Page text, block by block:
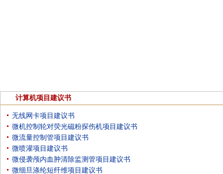
计算机项目建议书
无线网卡项目建议书
微机控制轮对荧光磁粉探伤机项目建议书
微流量控制管项目建议书
微喷灌项目建议书
微侵袭颅内血肿清除监测管项目建议书
微细旦涤纶短纤维项目建议书